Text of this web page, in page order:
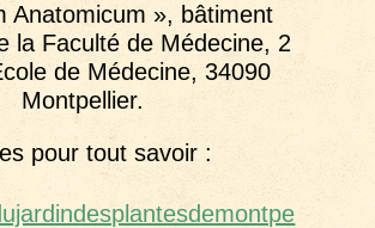
Anatomicum », bâtiment
la Faculté de Médecine, 2
de Médecine, 34090
Montpellier.
pour tout savoir :